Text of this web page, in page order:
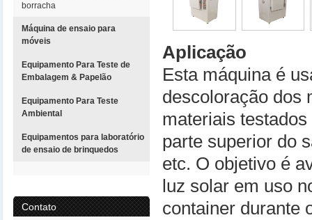
borracha
Máquina de ensaio para
móveis
Equipamento Para Teste de
Embalagem & Papelão
Equipamento Para Teste
Ambiental
Equipamentos para laboratório
de ensaio de brinquedos
Contato
Aplicação
Esta máquina é
descoloração dos
materiais
parte superior do
etc. O objetivo é
luz solar em uso
container durante